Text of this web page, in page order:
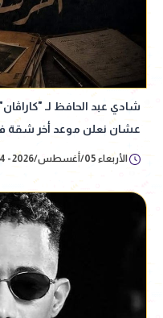
شادي عبد الحافظ لـ
عشان نعلن موعد أخر شقة
الأربعاء 05/أغسطس/2026 - 04:24 م